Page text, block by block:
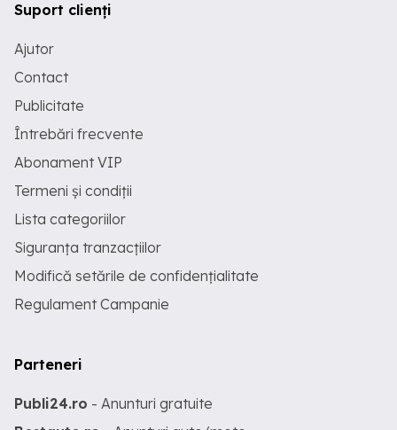
Suport clienți
Ajutor
Contact
Publicitate
Întrebări frecvente
Abonament VIP
Termeni și condiții
Lista categoriilor
Siguranța tranzacțiilor
Modifică setările de confidențialitate
Regulament Campanie
Parteneri
Publi24.ro - Anunturi gratuite